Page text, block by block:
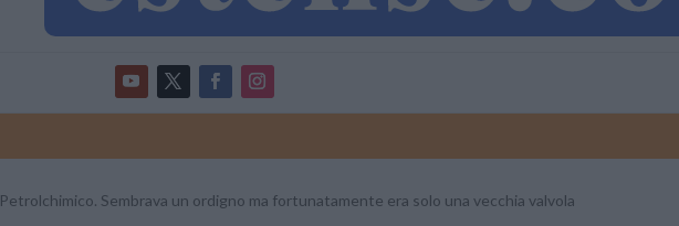
Petrolchimico. Sembrava un ordigno ma fortunatamente era solo una vecchia valvola